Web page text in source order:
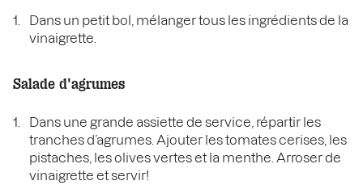
Dans un petit bol, mélanger tous les ingrédients de la
vinaigrette.
Salade d'agrumes
Dans une grande assiette de service, répartir les
tranches d’agrumes. Ajouter les tomates cerises, les
pistaches, les olives vertes et la menthe. Arroser de
vinaigrette et servir!